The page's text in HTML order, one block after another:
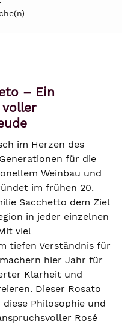
– Ein
voller
im Herzen des
für die
Weinbau und
im frühen 20.
Sacchetto dem Ziel
in jeder einzelnen
viel
tiefen Verständnis für
hier Jahr für
Klarheit und
Dieser Rosato
Philosophie und
Rosé